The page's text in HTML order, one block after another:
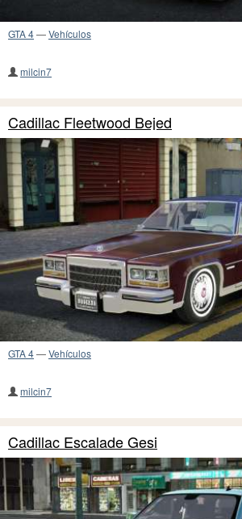
GTA 4—Vehículos
milcin7
Cadillac Fleetwood Bejed
GTA 4—Vehículos
milcin7
Cadillac Escalade Gesi